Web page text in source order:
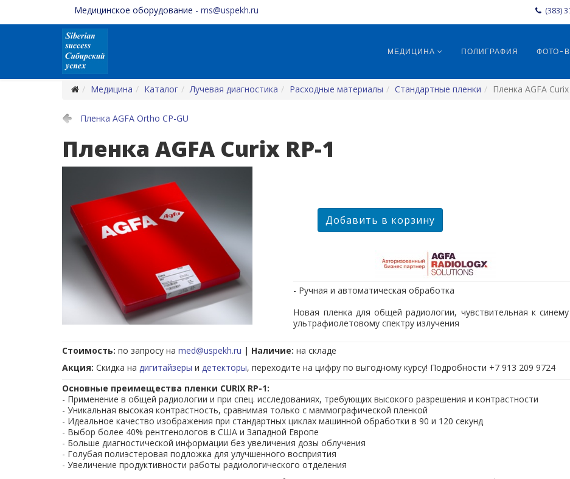
(383)
Медицинское оборудование - ms@uspekh.ru
МЕДИЦИНА ПОЛИГРАФИЯ ФОТО-
Медицина Каталог Лучевая диагностика Расходные материалы Стандартные пленки Пленка AGFA Сurix
Пленка AGFA Ortho CP-GU
Пленка AGFA Сurix RP-1
- Ручная и автоматическая обработка
Новая пленка для общей радиологии, чувствительная к
ультрафиолетовому спектру излучения
Стоимость: по запросу на med@uspekh.ru | Наличие: на складе
Акция: Скидка на дигитайзеры и детекторы, переходите на цифру по выгодному курсу! Подробности +7 913 209 9724
Основные преимещества пленки CURIX RP-1:
- Применение в общей радиологии и при спец. исследованиях, требующих высокого разрешения и контрастности
- Уникальная высокая контрастность, сравнимая только с маммографической пленкой
- Идеальное качество изображения при стандартных циклах машинной обработки в 90 и 120 секунд
- Выбор более 40% рентгенологов в США и Западной Европе
- Больше диагностической информации без увеличения дозы облучения
- Голубая полиэстеровая подложка для улучшенного восприятия
- Увеличение продуктивности работы радиологического отделения